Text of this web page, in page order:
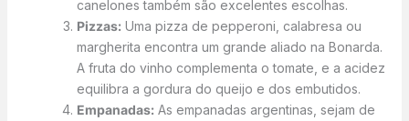
canelones também são excelentes escolhas.
Pizzas:Uma pizza de pepperoni, calabresa ou
margherita encontra um grande aliado na Bonarda.
A fruta do vinho complementa o tomate, e a acidez
equilibra a gordura do queijo e dos embutidos.
Empanadas:As empanadas argentinas, sejam de